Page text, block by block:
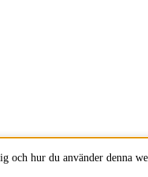
och hur du använder denna